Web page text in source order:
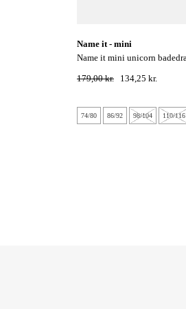
name it - mini
name it mini unicorn badedragt -
179,00 kr. 134,25 kr.
74/80 86/92 98/104 110/116